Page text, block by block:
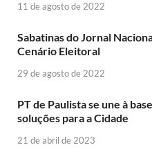
11 de agosto de 2022
Sabatinas do Jornal
Cenário Eleitoral
29 de agosto de 2022
PT de Paulista se une à
soluções para a Cidade
21 de abril de 2023